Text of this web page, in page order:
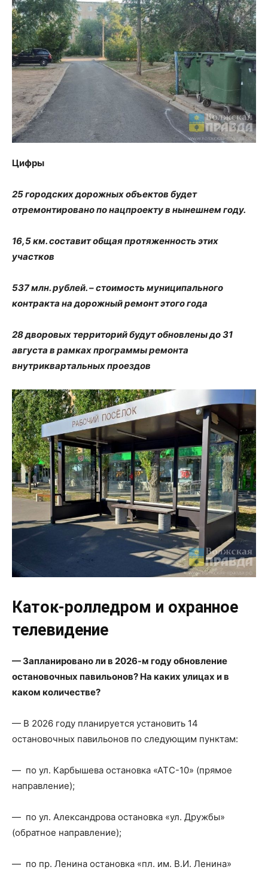
Цифры
25 городских дорожных объектов будет
отремонтировано по нацпроекту в нынешнем году.
16,5 км. составит общая протяженность этих
участков
537 млн. рублей. – стоимость муниципального
контракта на дорожный ремонт этого года
28 дворовых территорий будут обновлены до 31
августа в рамках программы ремонта
внутриквартальных проездов
Каток-ролледром и охранное
телевидение
— Запланировано ли в 2026-м году обновление
остановочных павильонов? На каких улицах и в
каком количестве?
— В 2026 году планируется установить 14
остановочных павильонов по следующим пунктам:
— по ул. Карбышева остановка «АТС-10» (прямое
направление);
— по ул. Александрова остановка «ул. Дружбы»
(обратное направление);
— по пр. Ленина остановка «пл. им. В.И. Ленина»